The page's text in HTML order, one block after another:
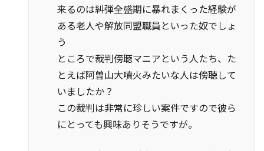
来るのは糾弾全盛期に暴れまくった経験が
ある老人や解放同盟職員といった奴でしょ
う
ところで裁判傍聴マニアという人たち、た
とえば阿曽山大噴火みたいな人は傍聴して
いましたか？
この裁判は非常に珍しい案件ですので彼ら
にとっても興味ありそうですが。